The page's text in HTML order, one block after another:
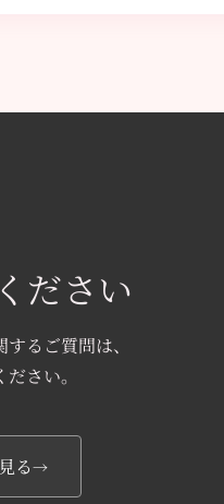
ださい
るご質問は、
さい。
る→